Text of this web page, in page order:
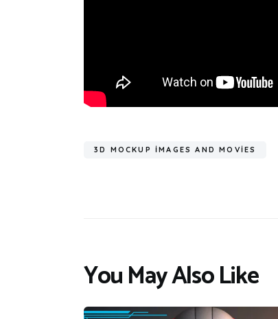
3D MOCKUP IMAGES AND MOVIES
You May Also Like